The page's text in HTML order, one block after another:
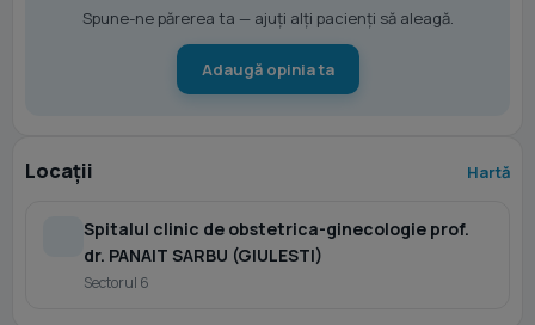
Spune-ne părerea ta — ajuți alți pacienți să aleagă.
Adaugă opinia ta
Locații Hartă
Spitalul clinic de obstetrica-ginecologie prof.
dr. PANAIT SARBU (GIULESTI)
Sectorul 6